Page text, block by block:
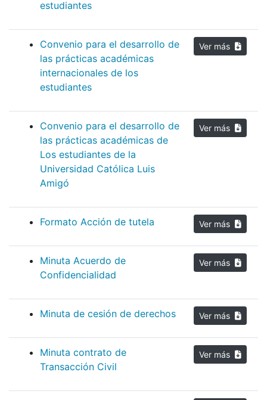
estudiantes
Convenio para el desarrollo de
las prácticas académicas
internacionales de los
estudiantes
Ver más
Convenio para el desarrollo de
las prácticas académicas de
Los estudiantes de la
Universidad Católica Luis
Amigó
Ver más
Formato Acción de tutela Ver más
Minuta Acuerdo de
Confidencialidad
Ver más
Minuta de cesión de derechos Ver más
Minuta contrato de
Transacción Civil
Ver más